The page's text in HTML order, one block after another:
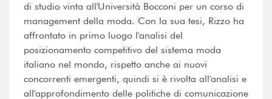
di studio vinta all'Università Bocconi per un corso di
management della moda. Con la sua tesi, Rizzo ha
affrontato in primo luogo l'analisi del
posizionamento competitivo del sistema moda
italiano nel mondo, rispetto anche ai nuovi
concorrenti emergenti, quindi si è rivolta all'analisi e
all'approfondimento delle politiche di comunicazione